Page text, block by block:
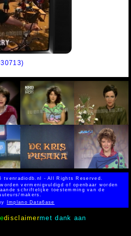
tvenradiodb.nl - All Rights Reserved.
vermenigvuldigd of openbaar worden
schriftelijke toestemming van de
makers.
Implano Data6ase
disclaimermet dank aan